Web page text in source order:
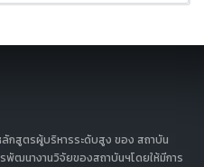
กสูตรผู้บริหารระดับสูง ของ สถาบัน
พัฒนางานวิจัยของสถาบันฯโดยให้มีการ